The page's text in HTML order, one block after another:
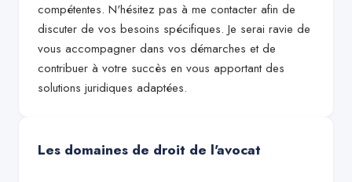
compétentes. N'hésitez pas à me contacter afin de
discuter de vos besoins spécifiques. Je serai ravie de
vous accompagner dans vos démarches et de
contribuer à votre succès en vous apportant des
solutions juridiques adaptées.
Les domaines de droit de l'avocat